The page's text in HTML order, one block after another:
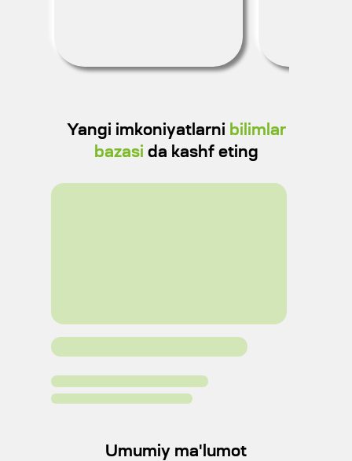
Yangi imkoniyatlarni bilimlar
bazasi da kashf eting
Umumiy ma'lumot